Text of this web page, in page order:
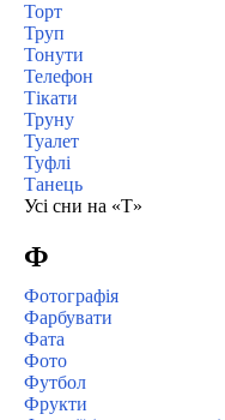
Торт
Труп
Тонути
Телефон
Тікати
Труну
Туалет
Туфлі
Танець
Усі сни на «Т»
Ф
Фотографія
Фарбувати
Фата
Фото
Футбол
Фрукти